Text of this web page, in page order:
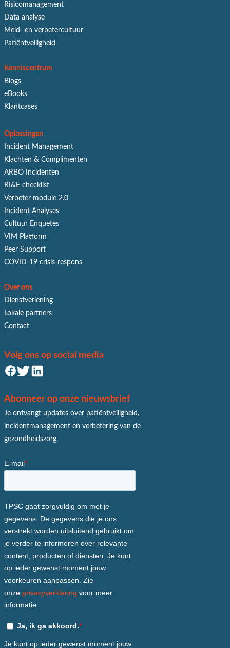
Risicomanagement
Data analyse
Meld- en verbetercultuur
Patiëntveiligheid
Kenniscentrum
Blogs
eBooks
Klantcases
Oplossingen
Incident Management
Klachten & Complimenten
ARBO Incidenten
RI&E checklist
Verbeter module 2.0
Incident Analyses
Cultuur Enquetes
VIM Platform
Peer Support
COVID-19 crisis-respons
Over ons
Dienstverlening
Lokale partners
Contact
Volg ons op social media
Abonneer op onze nieuwsbrief
Je ontvangt updates over patiëntveiligheid,
incidentmanagement en verbetering van de
gezondheidszorg.